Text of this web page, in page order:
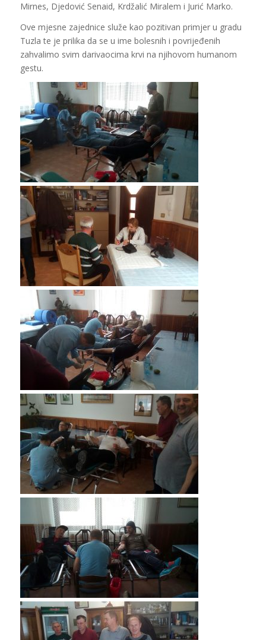
Mirnes, Djedović Senaid, Krdžalić Miralem i Jurić Marko.
Ove mjesne zajednice služe kao pozitivan primjer u gradu
Tuzla te je prilika da se u ime bolesnih i povrijeđenih
zahvalimo svim darivaocima krvi na njihovom humanom
gestu.